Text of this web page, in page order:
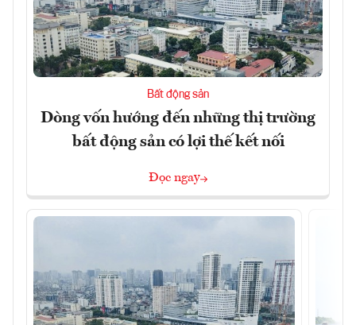
Bất động sản
Dòng vốn hướng đến những thị trường
bất động sản có lợi thế kết nối
Đọc ngay